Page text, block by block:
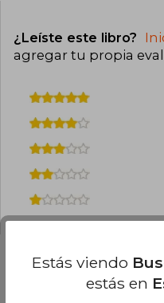
¿Leíste este libro?
agregar tu propia
Preguntas
Estás viendo
estás en